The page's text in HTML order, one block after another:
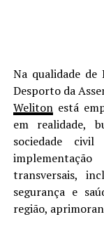
Na qualidade de
Desporto da
Welitonestá
em realidade,
sociedade
transversais,
segurança e
região,